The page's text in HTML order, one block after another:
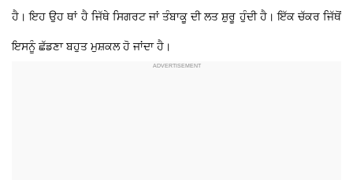
ਹੈ। ਇਹ ਉਹ ਥਾਂ ਹੈ ਜਿੱਥੇ ਸਿਗਰਟ ਜਾਂ ਤੰਬਾਕੂ ਦੀ ਲਤ ਸ਼ੁਰੂ ਹੁੰਦੀ ਹੈ। ਇੱਕ ਚੱਕਰ ਜਿੱਥੋਂ
ਇਸਨੂੰ ਛੱਡਣਾ ਬਹੁਤ ਮੁਸ਼ਕਲ ਹੋ ਜਾਂਦਾ ਹੈ।